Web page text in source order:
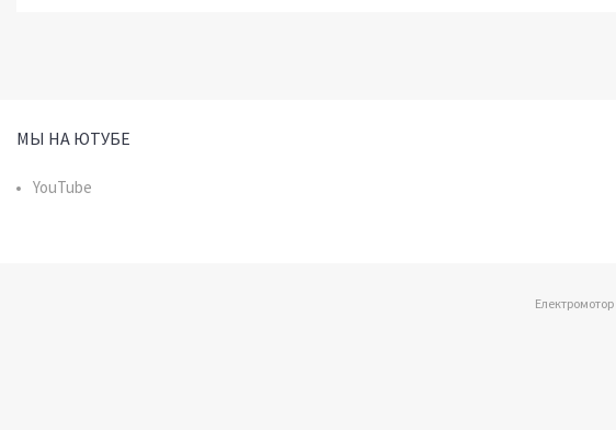
МЫ НА ЮТУБЕ
YouTube